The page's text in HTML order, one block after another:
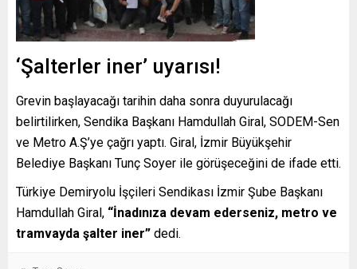
‘Şalterler iner’ uyarısı!
Grevin başlayacağı tarihin daha sonra duyurulacağı
belirtilirken, Sendika Başkanı Hamdullah Giral, SODEM-Sen
ve Metro A.Ş’ye çağrı yaptı. Giral, İzmir Büyükşehir
Belediye Başkanı Tunç Soyer ile görüşeceğini de ifade etti.
Türkiye Demiryolu İşçileri Sendikası İzmir Şube Başkanı
Hamdullah Giral, “İnadınıza devam ederseniz, metro ve
tramvayda şalter iner” dedi.